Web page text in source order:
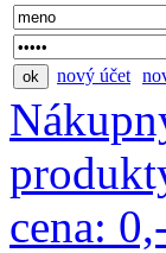
nový účet
cena: